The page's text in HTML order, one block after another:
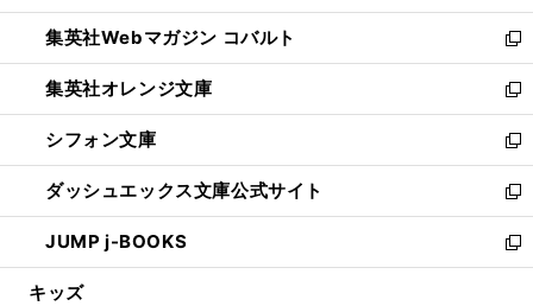
開
く
ウ
で
開
く
ン
ド
ウ
で
開
く
ウ
ィ
ン
ド
ウ
で
開
く
集英社Webマガジン コバルト
新
し
い
ウ
ィ
ン
ド
ウ
で
開
集英社オレンジ文庫
新
し
い
ウ
ィ
ン
ド
ウ
シフォン文庫
新
し
い
ウ
ィ
ン
ダッシュエックス文庫公式サイト
新
し
い
ウ
JUMP j-BOOKS
新
し
キッズ